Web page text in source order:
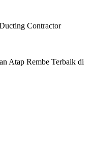
Contractor
Atap Rembe Terbaik di